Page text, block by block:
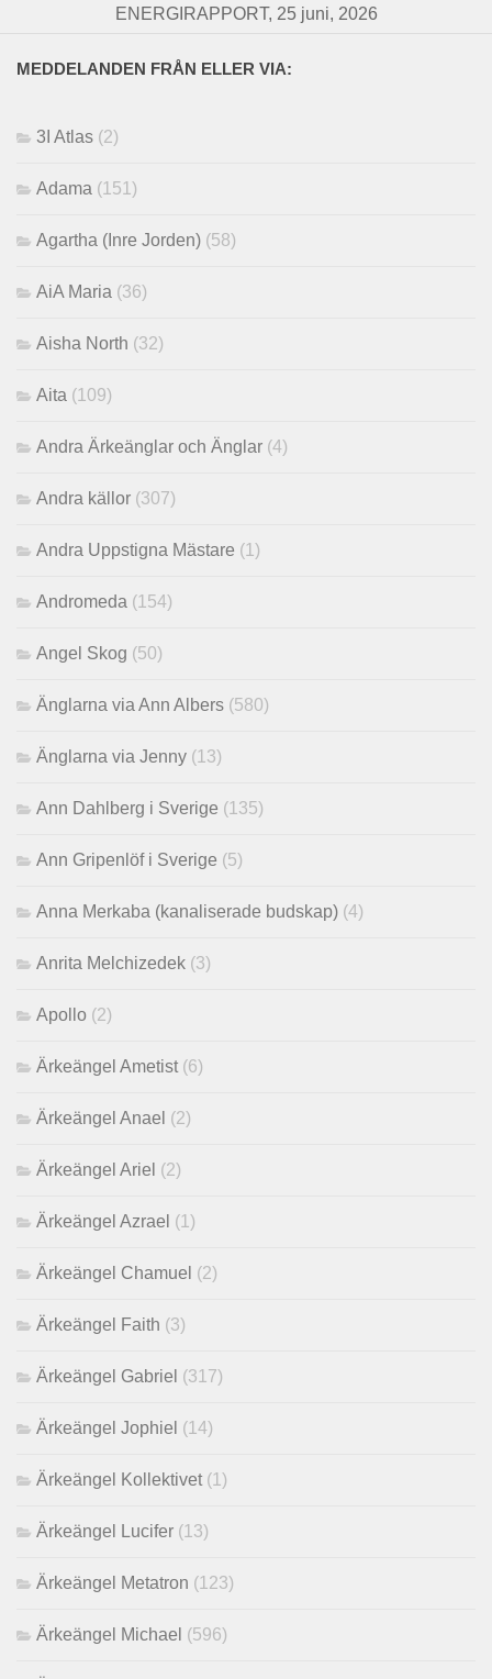
ENERGIRAPPORT, 25 juni, 2026
MEDDELANDEN FRÅN ELLER VIA:
3I Atlas (2)
Adama (151)
Agartha (Inre Jorden) (58)
AiA Maria (36)
Aisha North (32)
Aita (109)
Andra Ärkeänglar och Änglar (4)
Andra källor (307)
Andra Uppstigna Mästare (1)
Andromeda (154)
Angel Skog (50)
Änglarna via Ann Albers (580)
Änglarna via Jenny (13)
Ann Dahlberg i Sverige (135)
Ann Gripenlöf i Sverige (5)
Anna Merkaba (kanaliserade budskap) (4)
Anrita Melchizedek (3)
Apollo (2)
Ärkeängel Ametist (6)
Ärkeängel Anael (2)
Ärkeängel Ariel (2)
Ärkeängel Azrael (1)
Ärkeängel Chamuel (2)
Ärkeängel Faith (3)
Ärkeängel Gabriel (317)
Ärkeängel Jophiel (14)
Ärkeängel Kollektivet (1)
Ärkeängel Lucifer (13)
Ärkeängel Metatron (123)
Ärkeängel Michael (596)